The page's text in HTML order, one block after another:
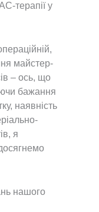
терапії у
майстер-
– ось, що
бажання
наявність
я
нашого